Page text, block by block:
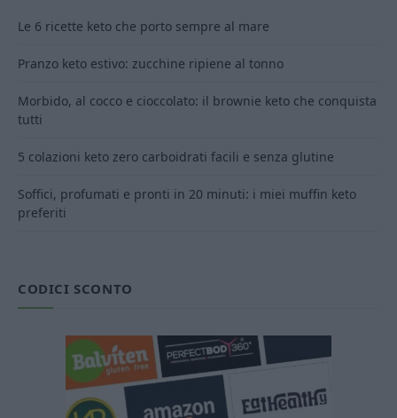
Le 6 ricette keto che porto sempre al mare
Pranzo keto estivo: zucchine ripiene al tonno
Morbido, al cocco e cioccolato: il brownie keto che conquista
tutti
5 colazioni keto zero carboidrati facili e senza glutine
Soffici, profumati e pronti in 20 minuti: i miei muffin keto
preferiti
CODICI SCONTO